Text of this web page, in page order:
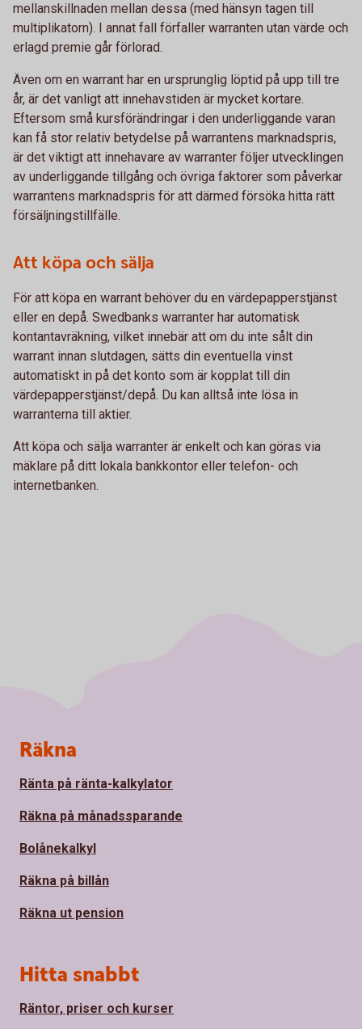
mellanskillnaden mellan dessa (med hänsyn tagen till
multiplikatorn). I annat fall förfaller warranten utan värde och
erlagd premie går förlorad.
Även om en warrant har en ursprunglig löptid på upp till tre
år, är det vanligt att innehavstiden är mycket kortare.
Eftersom små kursförändringar i den underliggande varan
kan få stor relativ betydelse på warrantens marknadspris,
är det viktigt att innehavare av warranter följer utvecklingen
av underliggande tillgång och övriga faktorer som påverkar
warrantens marknadspris för att därmed försöka hitta rätt
försäljningstillfälle.
Att köpa och sälja
För att köpa en warrant behöver du en värdepapperstjänst
eller en depå. Swedbanks warranter har automatisk
kontantavräkning, vilket innebär att om du inte sålt din
warrant innan slutdagen, sätts din eventuella vinst
automatiskt in på det konto som är kopplat till din
värdepapperstjänst/depå. Du kan alltså inte lösa in
warranterna till aktier.
Att köpa och sälja warranter är enkelt och kan göras via
mäklare på ditt lokala bankkontor eller telefon- och
internetbanken.
Sidfot
Räkna
Ränta på ränta-kalkylator
Räkna på månadssparande
Bolånekalkyl
Räkna på billån
Räkna ut pension
Hitta snabbt
Räntor, priser och kurser